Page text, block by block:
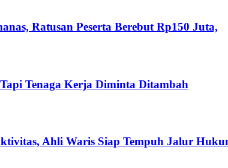
Ratusan Peserta Berebut Rp150 Juta,
Tenaga Kerja Diminta Ditambah
Ahli Waris Siap Tempuh Jalur